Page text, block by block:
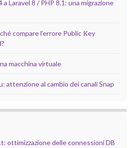
a Laravel 8 / PHP 8.1: una migrazione
compare l’errore Public Key
macchina virtuale
attenzione al cambio dei canali Snap
ottimizzazione delle connessioni DB